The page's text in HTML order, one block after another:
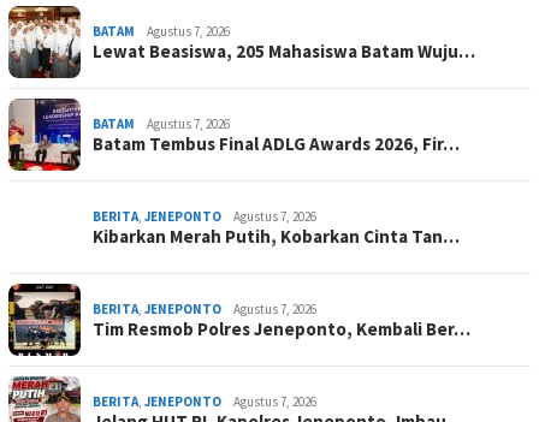
BATAM Agustus 7, 2026
Lewat Beasiswa, 205 Mahasiswa Batam Wuju…
BATAM Agustus 7, 2026
Batam Tembus Final ADLG Awards 2026, Fir…
BERITA JENEPONTO Agustus 7, 2026
Kibarkan Merah Putih, Kobarkan Cinta Tan…
BERITA JENEPONTO Agustus 7, 2026
Tim Resmob Polres Jeneponto, Kembali Ber…
BERITA JENEPONTO Agustus 7, 2026